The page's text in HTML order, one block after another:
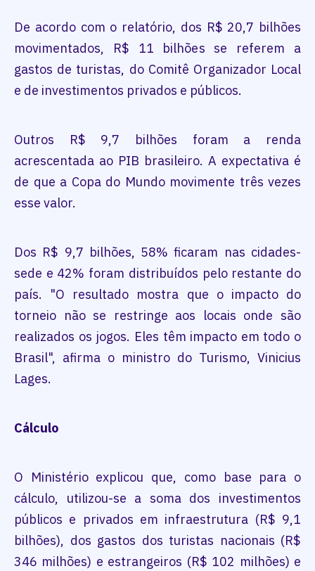
De acordo com o relatório, dos R$ 20,7 bilhões
movimentados, R$ 11 bilhões se referem a
gastos de turistas, do Comitê Organizador Local
e de investimentos privados e públicos.
Outros R$ 9,7 bilhões foram a renda
acrescentada ao PIB brasileiro. A expectativa é
de que a Copa do Mundo movimente três vezes
esse valor.
Dos R$ 9,7 bilhões, 58% ficaram nas cidades-
sede e 42% foram distribuídos pelo restante do
país. "O resultado mostra que o impacto do
torneio não se restringe aos locais onde são
realizados os jogos. Eles têm impacto em todo o
Brasil", afirma o ministro do Turismo, Vinicius
Lages.
Cálculo
O Ministério explicou que, como base para o
cálculo, utilizou-se a soma dos investimentos
públicos e privados em infraestrutura (R$ 9,1
bilhões), dos gastos dos turistas nacionais (R$
346 milhões) e estrangeiros (R$ 102 milhões) e